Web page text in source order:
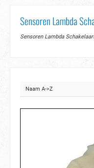
Sensoren Lambda
Sensoren Lambda